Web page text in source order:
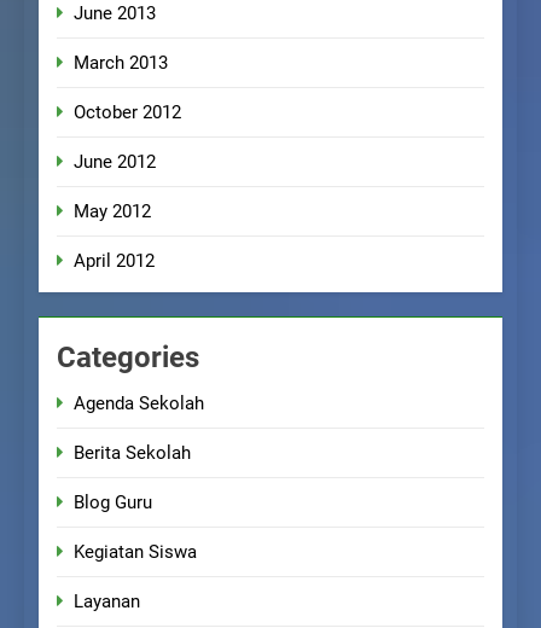
June 2013
March 2013
October 2012
June 2012
May 2012
April 2012
Categories
Agenda Sekolah
Berita Sekolah
Blog Guru
Kegiatan Siswa
Layanan